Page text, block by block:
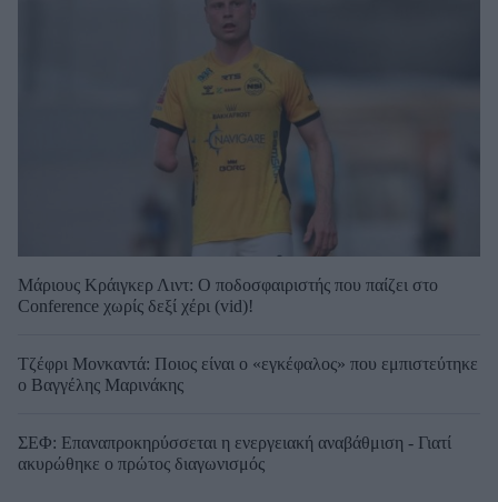
Μάριους Κράιγκερ Λιντ: Ο ποδοσφαιριστής που παίζει στο
Conference χωρίς δεξί χέρι (vid)!
Τζέφρι Μονκαντά: Ποιος είναι ο «εγκέφαλος» που εμπιστεύτηκε
ο Βαγγέλης Μαρινάκης
ΣΕΦ: Επαναπροκηρύσσεται η ενεργειακή αναβάθμιση - Γιατί
ακυρώθηκε ο πρώτος διαγωνισμός